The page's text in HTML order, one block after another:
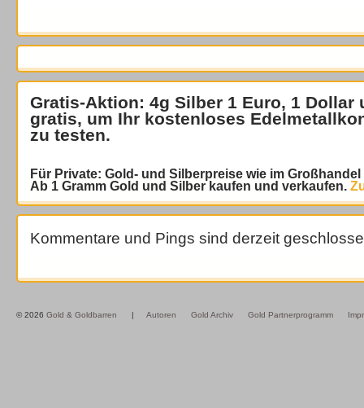
Gratis-Aktion: 4g Silber 1 Euro, 1 Dollar
gratis, um Ihr kostenloses
zu testen.
Für Private: Gold- und Silberpreise wie im
Ab 1 Gramm Gold und Silber kaufen und verkaufen.
Kommentare und Pings sind derzeit
© 2026 Gold & Goldbarren | Autoren Gold Archiv Gold Partnerprogramm